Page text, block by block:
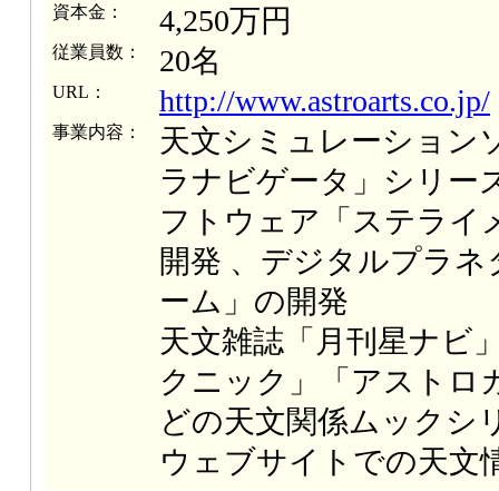
資本金： 4,250万円
従業員数： 20名
URL： http://www.astroarts.co.jp/
事業内容：
天文シミュレーション
ラナビゲータ」シリー
フトウェア「ステライ
開発 、デジタルプラ
ーム」の開発
天文雑誌「月刊星ナビ
クニック」「アストロ
どの天文関係ムックシ
ウェブサイトでの天文